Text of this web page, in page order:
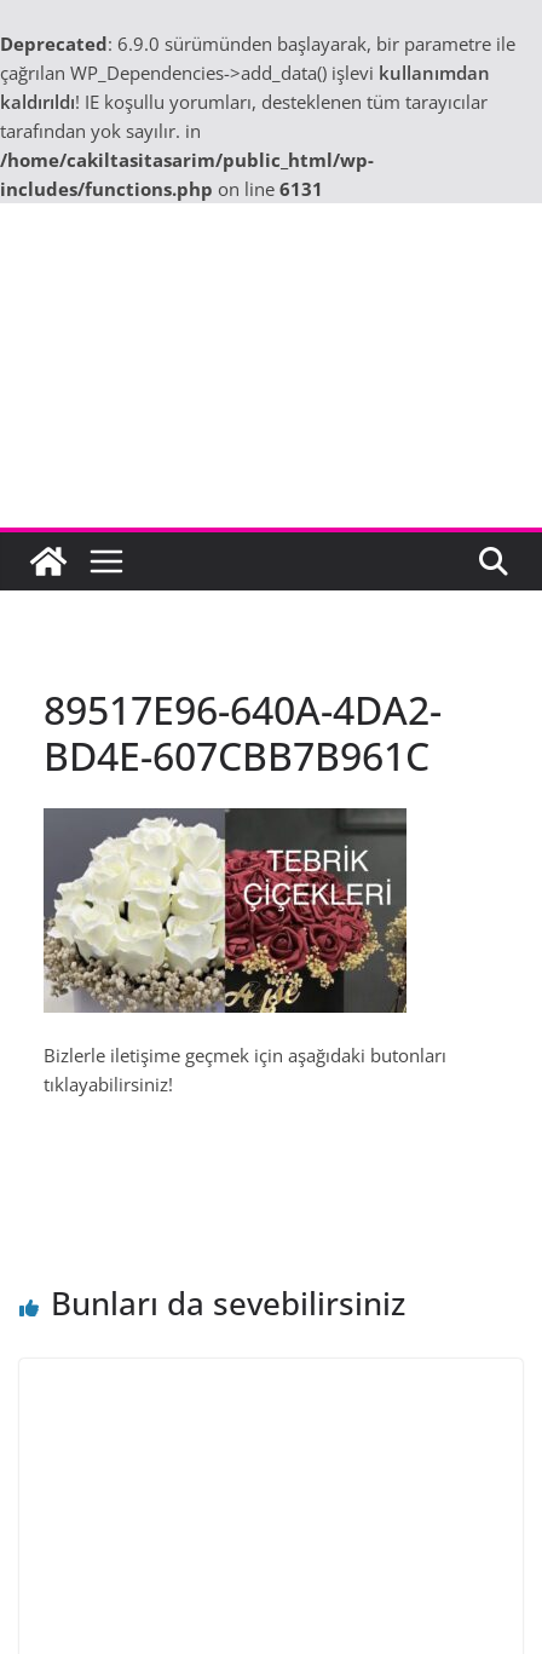
Deprecated: 6.9.0 sürümünden başlayarak, bir parametre ile
çağrılan WP_Dependencies->add_data() işlevi kullanımdan
kaldırıldı! IE koşullu yorumları, desteklenen tüm tarayıcılar
tarafından yok sayılır. in
/home/cakiltasitasarim/public_html/wp-
includes/functions.php on line 6131
89517E96-640A-4DA2-
BD4E-607CBB7B961C
Bizlerle iletişime geçmek için aşağıdaki butonları
tıklayabilirsiniz!
Bunları da sevebilirsiniz